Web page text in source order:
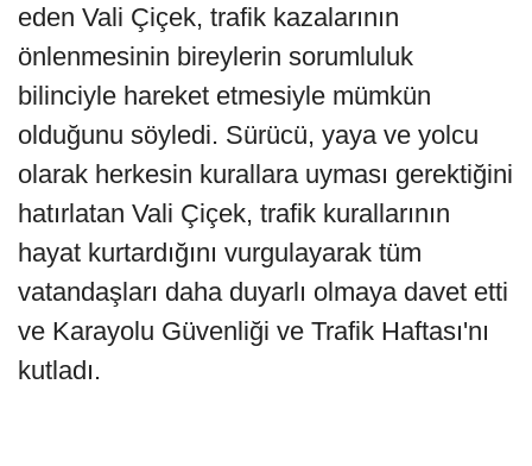
eden Vali Çiçek, trafik kazalarının
önlenmesinin bireylerin sorumluluk
bilinciyle hareket etmesiyle mümkün
olduğunu söyledi. Sürücü, yaya ve yolcu
olarak herkesin kurallara uyması gerektiğini
hatırlatan Vali Çiçek, trafik kurallarının
hayat kurtardığını vurgulayarak tüm
vatandaşları daha duyarlı olmaya davet etti
ve Karayolu Güvenliği ve Trafik Haftası'nı
kutladı.